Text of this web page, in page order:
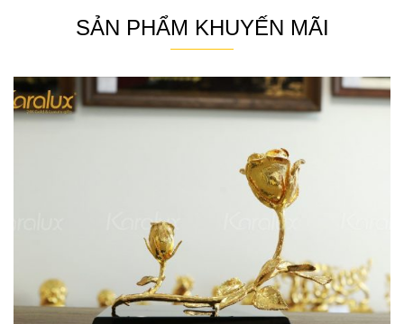
SẢN PHẨM KHUYẾN MÃI